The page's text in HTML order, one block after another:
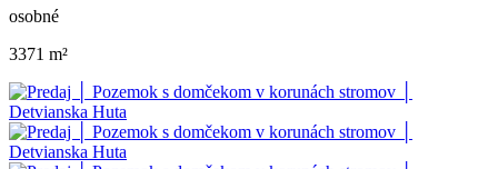
osobné
3371 m²